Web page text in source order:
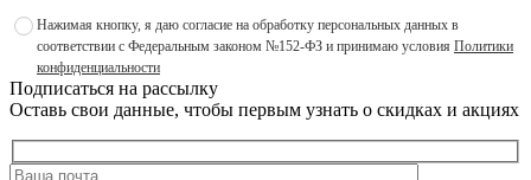
Нажимая кнопку, я даю согласие на обработку персональных данных в
соответствии с Федеральным законом №152-ФЗ и принимаю условия Политики
конфиденциальности
Подписаться на рассылку
Оставь свои данные, чтобы первым узнать о скидках и акциях